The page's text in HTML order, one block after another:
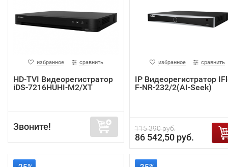
избранное сравнить
HD-TVI Видеорегистратор
iDS-7216HUHI-M2/XT
Звоните!
избранное сравнить
IP Видеорегистратор
F-NR-232/2(AI-Seek)
115 390 руб.
86 542,50 руб.